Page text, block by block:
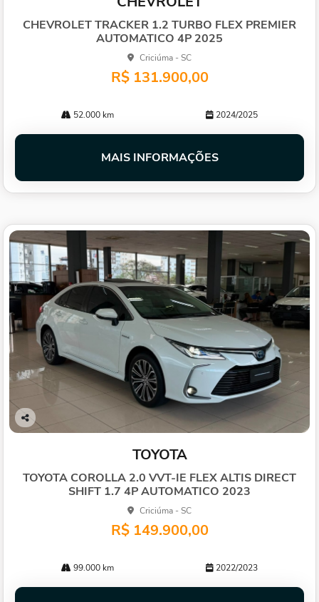
CHEVROLET TRACKER 1.2 TURBO FLEX PREMIER
AUTOMATICO 4P 2025
Criciúma - SC
R$ 131.900,00
52.000 km 2024/2025
MAIS INFORMAÇÕES
Co
TOYOTA
TOYOTA COROLLA 2.0 VVT-IE FLEX ALTIS DIRECT
SHIFT 1.7 4P AUTOMATICO 2023
Criciúma - SC
R$ 149.900,00
99.000 km 2022/2023